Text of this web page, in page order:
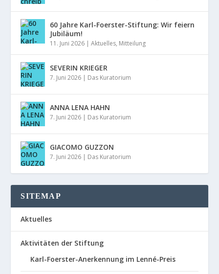
60 Jahre Karl-Foerster-Stiftung: Wir feiern
Jubiläum!
11. Juni 2026 |Aktuelles, Mitteilung
SEVERIN KRIEGER
7. Juni 2026 | Das Kuratorium
ANNA LENA HAHN
7. Juni 2026 | Das Kuratorium
GIACOMO GUZZON
7. Juni 2026 | Das Kuratorium
SITEMAP
Aktuelles
Aktivitäten der Stiftung
Karl-Foerster-Anerkennung im Lenné-Preis